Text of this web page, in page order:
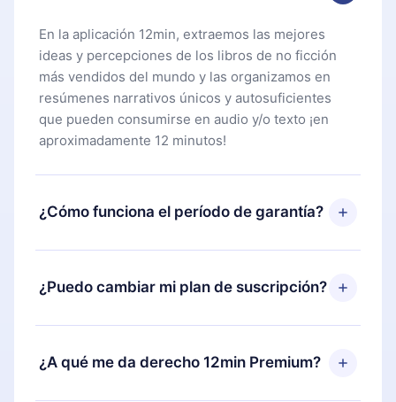
En la aplicación 12min, extraemos las mejores
ideas y percepciones de los libros de no ficción
más vendidos del mundo y las organizamos en
resúmenes narrativos únicos y autosuficientes
que pueden consumirse en audio y/o texto ¡en
aproximadamente 12 minutos!
¿Cómo funciona el período de garantía?
Puedes descargar nuestra aplicación y comenzar a
disfrutar de nuestra biblioteca. Si por alguna razón
no estás satisfecho con nuestra plataforma,
días posteriores a la compra y solicita el
¿Puedo cambiar mi plan de suscripción?
Sí, pero el cambio solo se aplicará a partir del
próximo período de facturación. Por ejemplo, si
decides cambiar tu suscripción mensual a anual,
¿A qué me da derecho 12min Premium?